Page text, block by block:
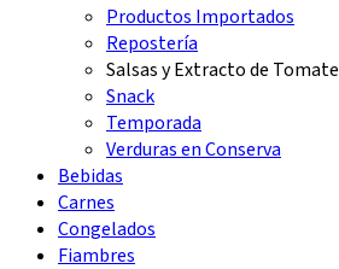
Productos Importados
Repostería
Salsas y Extracto de Tomate
Snack
Temporada
Verduras en Conserva
Bebidas
Carnes
Congelados
Fiambres